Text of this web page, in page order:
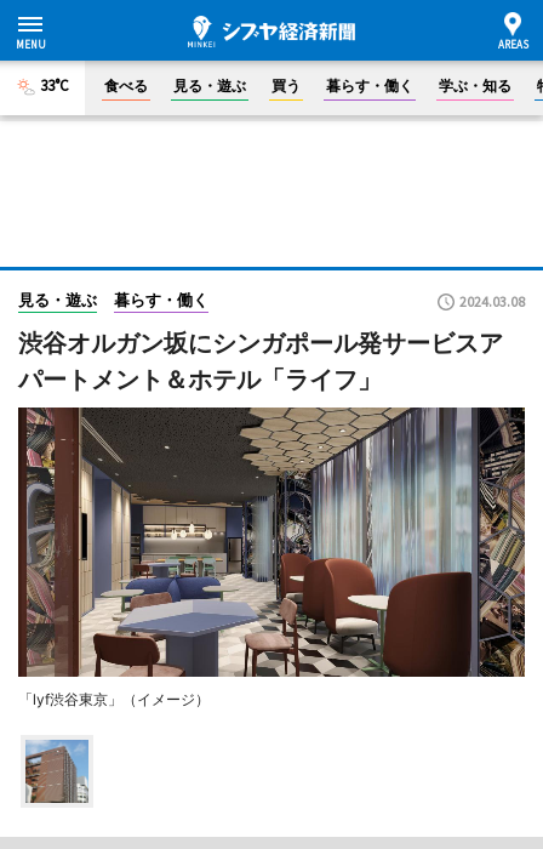
33°C 食べる 見る・遊ぶ 買う 暮らす・働く 学ぶ・知る
見る・遊ぶ 暮らす・働く 2024.03.08
渋谷オルガン坂にシンガポール発サービスア
パートメント＆ホテル「ライフ」
「lyf渋谷東京」（イメージ）